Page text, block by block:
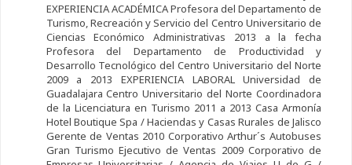
EXPERIENCIA ACADÉMICA Profesora del Departamento de
Turismo, Recreación y Servicio del Centro Universitario de
Ciencias Económico Administrativas 2013 a la fecha
Profesora del Departamento de Productividad y
Desarrollo Tecnológico del Centro Universitario del Norte
2009 a 2013 EXPERIENCIA LABORAL Universidad de
Guadalajara Centro Universitario del Norte Coordinadora
de la Licenciatura en Turismo 2011 a 2013 Casa Armonía
Hotel Boutique Spa / Haciendas y Casas Rurales de Jalisco
Gerente de Ventas 2010 Corporativo Arthur´s Autobuses
Gran Turismo Ejecutivo de Ventas 2009 Corporativo de